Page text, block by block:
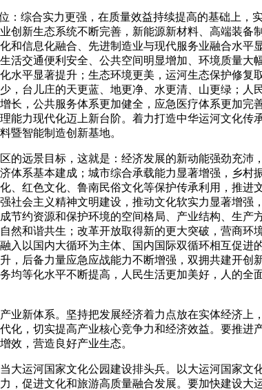
：综合实力更强，在质量效益持续提高的基础上，
创新生态系统不断完善，新能源新材料、高端装备
和信息化融合、先进制造业与现代服务业融合水平
活交通便利安全、公共空间明显增加、环境质量大
水平显著提升；生态环境更美，运河生态保护修复
，台儿庄的天更蓝、地更净、水更清、山更绿；人
长，公共服务体系更加健全，应急医疗体系更加完
能力现代化迈上新台阶。着力打造中华运河文化传
暨智能制造创新基地。
的远景目标，这就是：经济发展的新动能强劲充沛
体系基本建成；城市综合承载能力显著增强，乡村
、红色文化、鲁南民俗文化等保护传承利用，推进
社会主义精神文明建设，推动文化软实力显著增强
节约资源和保护环境的空间格局、产业结构、生产
然和谐共生；改革开放取得新的更大突破，营商环
入以国内大循环为主体、国内国际双循环相互促进
，后备力量应急应战能力不断增强，双拥共建开创
均等化水平不断提高，人民生活更加美好，人的全
业新体系。坚持把发展经济着力点放在实体经济上
化，切实提高产业核心竞争力和经济效益。要推进
效，营造良好产业生态。
大运河国家文化公园建设排头兵。以大运河国家文
，促进文化和旅游高质量融合发展。要加快建设大